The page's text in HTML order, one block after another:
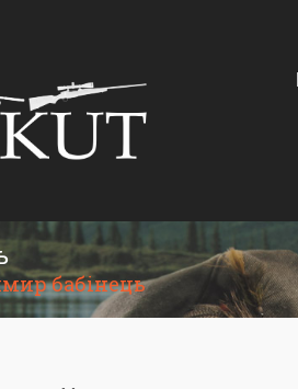
бабінець